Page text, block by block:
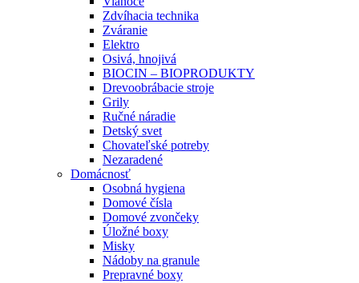
Zdvíhacia technika
Zváranie
Elektro
Osivá, hnojivá
BIOCIN – BIOPRODUKTY
Drevoobrábacie stroje
Grily
Ručné náradie
Detský svet
Chovateľské potreby
Nezaradené
Domácnosť
Osobná hygiena
Domové čísla
Domové zvončeky
Úložné boxy
Misky
Nádoby na granule
Prepravné boxy